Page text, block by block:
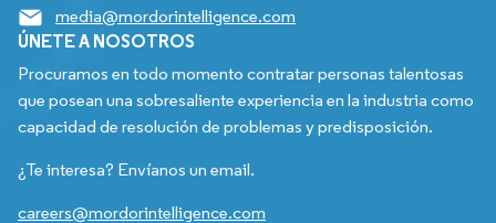
media@mordorintelligence.com
ÚNETE A NOSOTROS
Procuramos en todo momento contratar personas talentosas
que posean una sobresaliente experiencia en la industria como
capacidad de resolución de problemas y predisposición.
¿Te interesa? Envíanos un email.
careers@mordorintelligence.com